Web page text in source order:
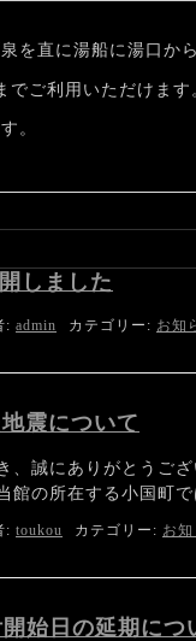
を直に湯船に湯口
でご利用いただけます
。
しました
: admin カテゴリー: お知
震について
、誠にありがとうご
館の所在する小国
: toukou カテゴリー: お
開始日の延期につ